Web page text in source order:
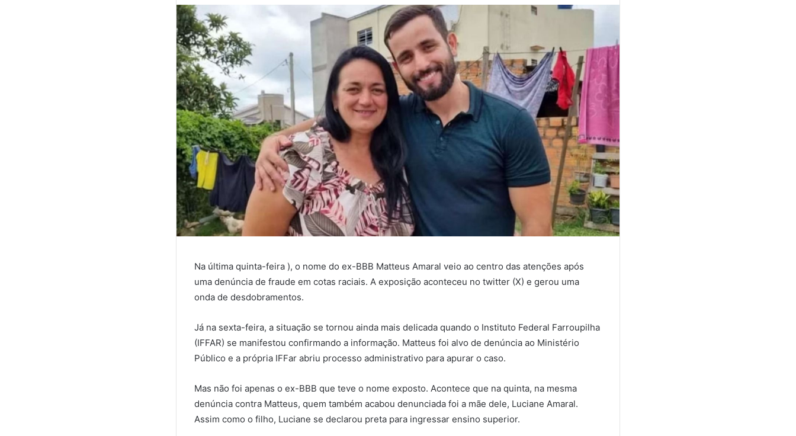
Na última quinta-feira ), o nome do ex-BBB Matteus Amaral veio ao centro das atenções após
uma denúncia de fraude em cotas raciais. A exposição aconteceu no twitter (X) e gerou uma
onda de desdobramentos.
Já na sexta-feira, a situação se tornou ainda mais delicada quando o Instituto Federal Farroupilha
(IFFAR) se manifestou confirmando a informação. Matteus foi alvo de denúncia ao Ministério
Público e a própria IFFar abriu processo administrativo para apurar o caso.
Mas não foi apenas o ex-BBB que teve o nome exposto. Acontece que na quinta, na mesma
denúncia contra Matteus, quem também acabou denunciada foi a mãe dele, Luciane Amaral.
Assim como o filho, Luciane se declarou preta para ingressar ensino superior.